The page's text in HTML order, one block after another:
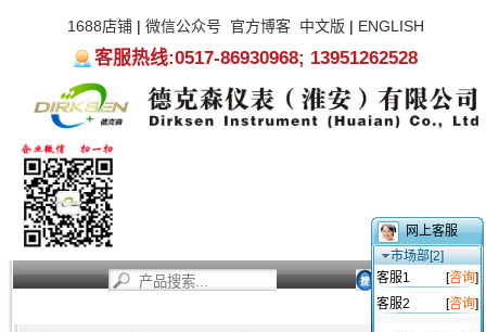
1688店铺| 微信公众号 官方博客 中文版 | ENGLISH
客服热线:0517-86930968; 13951262528
网上客服
市场部[2]
客服1
[咨询]
客服2
[咨询]